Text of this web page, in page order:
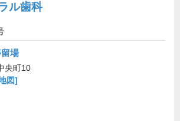
ル歯科
場
央町10
図]